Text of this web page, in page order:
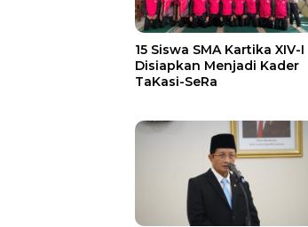
15 Siswa SMA Kartika XIV-I
Disiapkan Menjadi Kader
TaKasi-SeRa